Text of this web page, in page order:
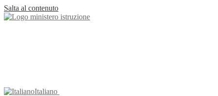
Salta al contenuto
Italiano